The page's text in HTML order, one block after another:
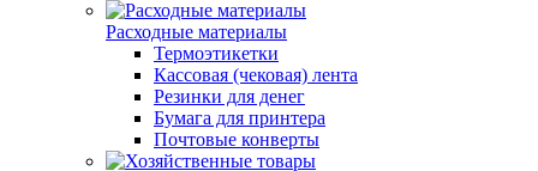
Расходные материалы
Термоэтикетки
Кассовая (чековая) лента
Резинки для денег
Бумага для принтера
Почтовые конверты